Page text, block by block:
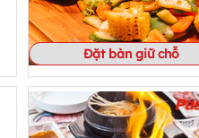
Đặt bàn giữ chỗ